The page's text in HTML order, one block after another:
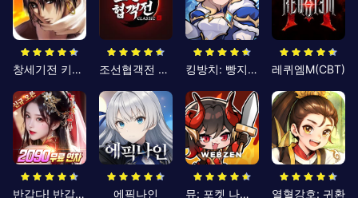
창세기전 키우기 조선협객전 클래식 킹방치: 빵지의 제왕 레퀴엠M(CBT)
반갑다! 반갑삼국지 에픽나인 뮤: 포켓 나이츠 열혈강호: 귀환